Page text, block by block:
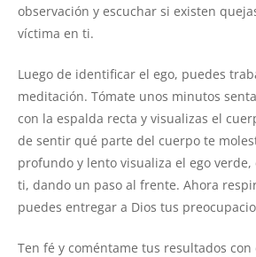
observación y escuchar si existen
víctima en ti.
Luego de identificar el ego, puedes
meditación. Tómate unos minutos
con la espalda recta y visualizas el
de sentir qué parte del cuerpo te
profundo y lento visualiza el ego verde,
ti, dando un paso al frente. Ahora
puedes entregar a Dios tus
Ten fé y coméntame tus resultados